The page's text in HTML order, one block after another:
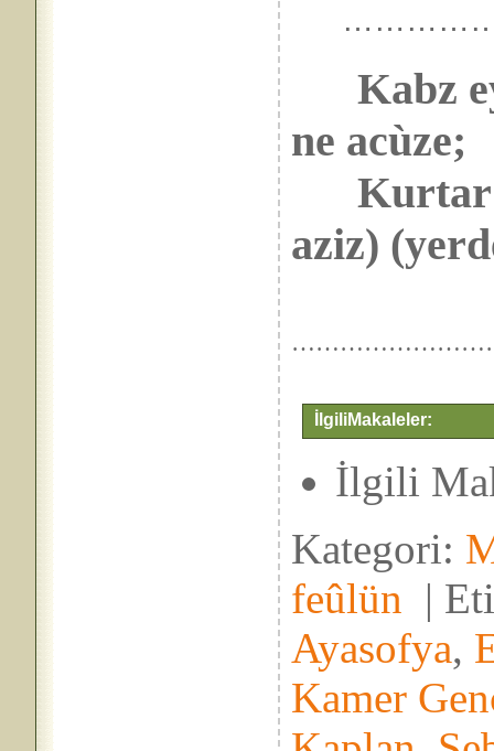
Kabz
ne acùze;
aziz)
İlgiliMakaleler:
İlgili
Kategori:
feûlün |
Ayasofya,
Kamer